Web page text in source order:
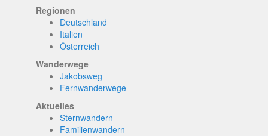
Regionen
Deutschland
Italien
Österreich
Wanderwege
Jakobsweg
Fernwanderwege
Aktuelles
Sternwandern
Familienwandern